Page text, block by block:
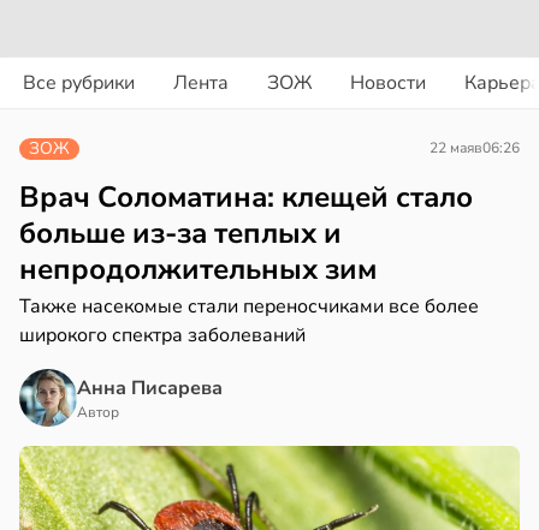
Все рубрики Лента ЗОЖ Новости
в19:49
ЗОЖ 22 маяв06:26
Врач Соломатина: клещей стало
больше из-за теплых и
непродолжительных зим
Также насекомые стали переносчиками все более
широкого спектра заболеваний
Анна Писарева
Автор
в21:42